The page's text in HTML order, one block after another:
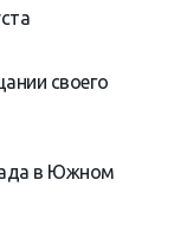
своего
в Южном